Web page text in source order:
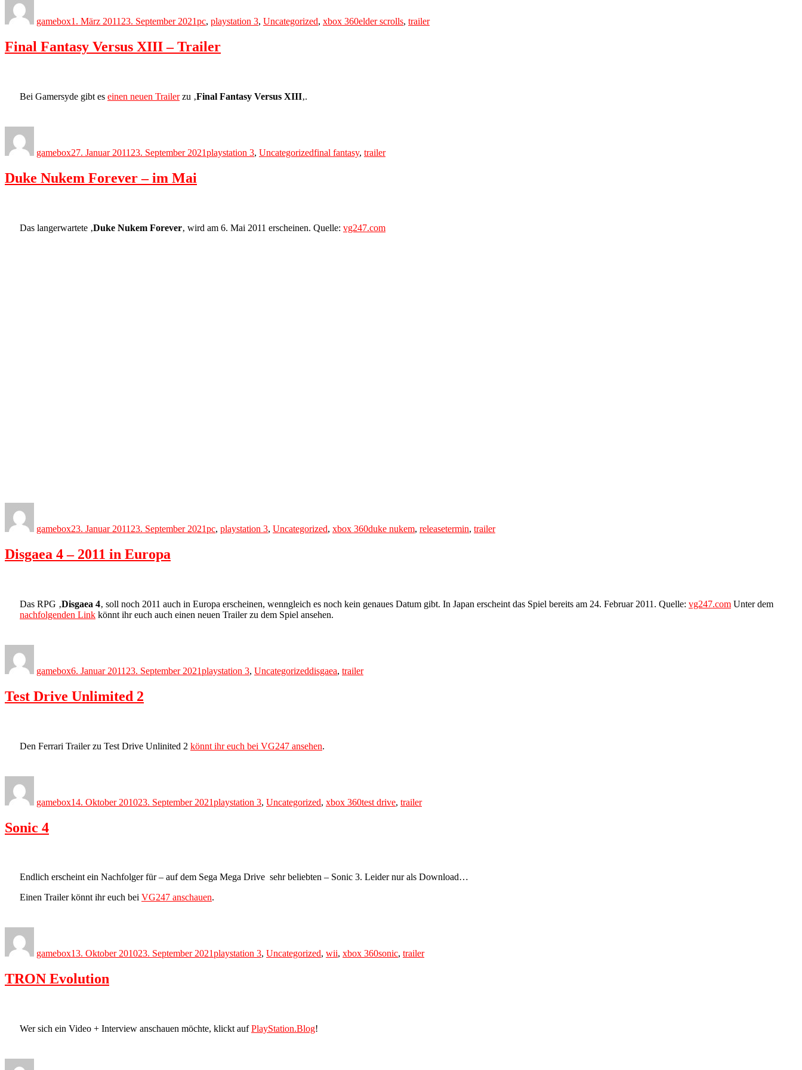
gamebox1. März 201123. September 2021pc, playstation 3, Uncategorized, xbox 360elder scrolls, trailer
Final Fantasy Versus XIII – Trailer
Bei Gamersyde gibt es einen neuen Trailerzu ‚Final Fantasy Versus XIII‚.
gamebox27. Januar 2011 23. September 2021playstation 3, Uncategorizedfinal fantasy, trailer
Duke Nukem Forever – im Mai
Das langerwartete ‚Duke Nukem Forever‚ wird am 6. Mai 2011 erscheinen. Quelle: vg247.com
gamebox23. Januar 2011 23. September 2021pc, playstation 3, Uncategorized, xbox 360duke nukem, releasetermin, trailer
Disgaea 4 – 2011 in Europa
Das RPG ‚Disgaea 4‚ soll noch 2011 auch in Europa erscheinen, wenngleich es noch kein genaues Datum gibt. In Japan erscheint das Spiel bereits am 24. Februar 2011. Quelle: vg247.com Unter dem
nachfolgenden Link könnt ihr euch auch einen neuen Trailer zu dem Spiel ansehen.
gamebox6. Januar 2011 23. September 2021playstation 3, Uncategorizeddisgaea, trailer
Test Drive Unlimited 2
Den Ferrari Trailer zu Test Drive Unlinited 2 könnt ihr euch bei VG247 ansehen.
gamebox14. Oktober 201023. September 2021playstation 3, Uncategorized, xbox 360test drive, trailer
Sonic 4
Endlich erscheint ein Nachfolger für – auf dem Sega Mega Drive sehr beliebten – Sonic 3. Leider nur als Download…
Einen Trailer könnt ihr euch bei VG247 anschauen.
gamebox13. Oktober 201023. September 2021playstation 3, Uncategorized, wii, xbox 360sonic, trailer
TRON Evolution
Wer sich ein Video + Interview anschauen möchte, klickt aufPlayStation.Blog!